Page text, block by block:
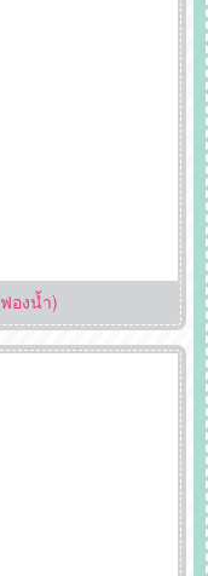
องน้ำ)